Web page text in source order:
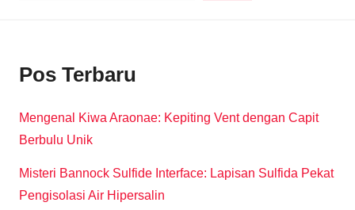
Pos Terbaru
Mengenal Kiwa Araonae: Kepiting Vent dengan Capit
Berbulu Unik
Misteri Bannock Sulfide Interface: Lapisan Sulfida Pekat
Pengisolasi Air Hipersalin